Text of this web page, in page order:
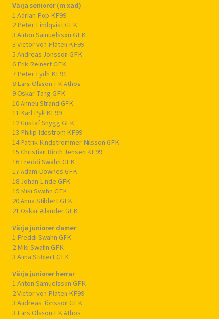
Värja seniorer (mixad)
1 Adrian Pop KF99
2 Peter Lindqvist GFK
3 Anton Samuelsson GFK
3 Victor von Platen KF99
5 Andreas Jönsson GFK
6 Erik Reinert GFK
7 Peter Lydh KF99
8 Lars Olsson FK Athos
9 Oskar Täng GFK
10 Anneli Strand GFK
11 Karl Pyk KF99
12 Gustaf Snygg GFK
13 Philip Ideström KF99
14 Patrik Kindströmmer Nilsson GFK
15 Christian Birch Jensen KF99
16 Freddi Swahn GFK
17 Adam Downes GFK
18 Johan Linde GFK
19 Miki Swahn GFK
20 Anna Stiblert GFK
21 Oskar Allander GFK
Värja juniorer damer
1 Freddi Swahn GFK
2 Miki Swahn GFK
3 Anna Stiblert GFK
Värja juniorer herrar
1 Anton Samuelsson GFK
2 Victor von Platen KF99
3 Andreas Jönsson GFK
3 Lars Olsson FK Athos